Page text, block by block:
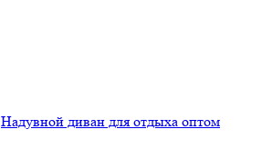
Надувной диван для отдыха оптом